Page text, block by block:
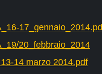
20_febbraio_2014
14 marzo 2014.pdf